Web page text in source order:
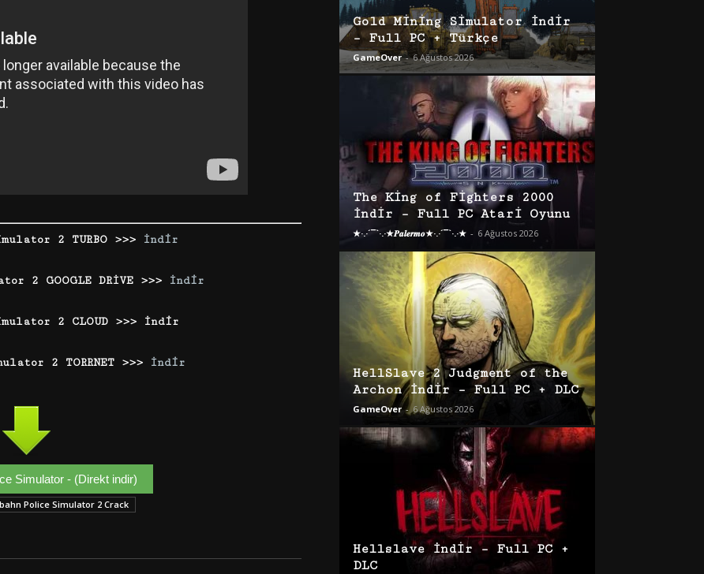
2 TURBO >>> İndir
2 GOOGLE DRİVE >>> İndir
2 CLOUD >>> İndir
2 TORRNET >>> İndir
Simulator - (Direkt indir)
Police Simulator 2 Crack
Gold Mining Simulator İndir
– Full PC + Türkçe
GameOver - 6 Ağustos 2026
The King of Fighters 2000
İndir – Full PC Atari Oyunu
★·.·´¯`·.·★𝑷𝒂𝒍𝒆𝒓𝒎𝒐★·.·´¯`·.·★ - 6 Ağustos 2026
HellSlave 2 Judgment of the
Archon İndir – Full PC + DLC
GameOver - 6 Ağustos 2026
Hellslave İndir – Full PC +
DLC